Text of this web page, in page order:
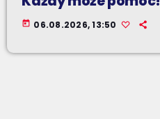
today 06.08.2026, 13:50